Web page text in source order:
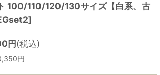
100/110/120/130サイズ【白系、古
]
円(税込)
円